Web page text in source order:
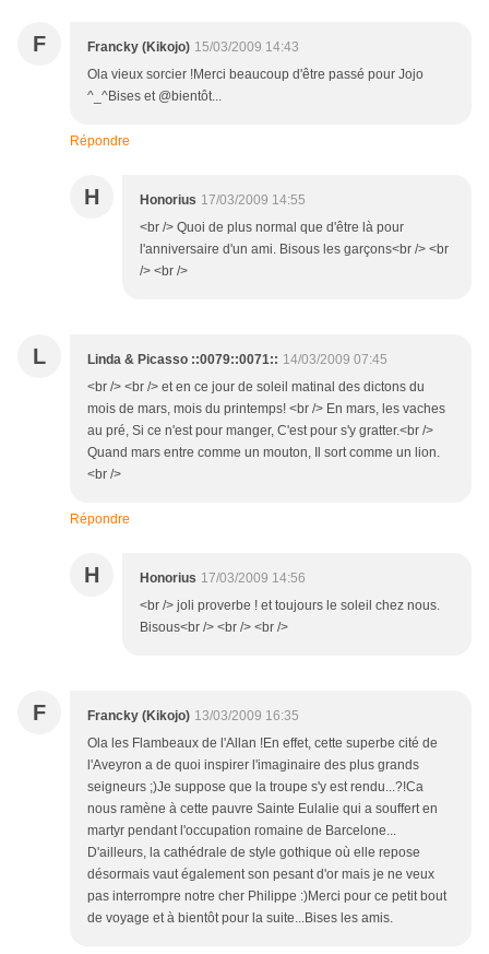
F Francky (Kikojo) 15/03/2009 14:43
Ola vieux sorcier !Merci beaucoup d'être passé pour Jojo
^_^Bises et @bientôt...
Répondre
H Honorius 17/03/2009 14:55
<br /> Quoi de plus normal que d'être là pour
l'anniversaire d'un ami. Bisous les garçons<br /> <br
/> <br />
L Linda & Picasso ::0079::0071:: 14/03/2009 07:45
<br /> <br /> et en ce jour de soleil matinal des dictons du
mois de mars, mois du printemps! <br /> En mars, les vaches
au pré, Si ce n'est pour manger, C'est pour s'y gratter.<br />
Quand mars entre comme un mouton, Il sort comme un lion.
<br />
Répondre
H Honorius 17/03/2009 14:56
<br /> joli proverbe ! et toujours le soleil chez nous.
Bisous<br /> <br /> <br />
F Francky (Kikojo) 13/03/2009 16:35
Ola les Flambeaux de l'Allan !En effet, cette superbe cité de
l'Aveyron a de quoi inspirer l'imaginaire des plus grands
seigneurs ;)Je suppose que la troupe s'y est rendu...?!Ca
nous ramène à cette pauvre Sainte Eulalie qui a souffert en
martyr pendant l'occupation romaine de Barcelone...
D'ailleurs, la cathédrale de style gothique où elle repose
désormais vaut également son pesant d'or mais je ne veux
pas interrompre notre cher Philippe :)Merci pour ce petit bout
de voyage et à bientôt pour la suite...Bises les amis.